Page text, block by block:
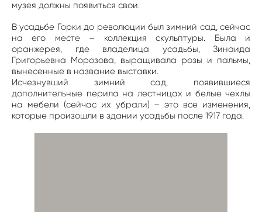
музея должны появиться свои.
В усадьбе Горки до революции был зимний сад, сейчас
на его месте – коллекция скульптуры. Была и
оранжерея, где владелица усадьбы, Зинаида
Григорьевна Морозова, выращивала розы и пальмы,
вынесенные в название выставки.
Исчезнувший зимний сад, появившиеся
дополнительные перила на лестницах и белые чехлы
на мебели (сейчас их убрали) – это все изменения,
которые произошли в здании усадьбы после 1917 года.